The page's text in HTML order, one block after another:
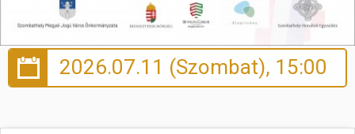
2026.07.11 (Szombat), 15:00